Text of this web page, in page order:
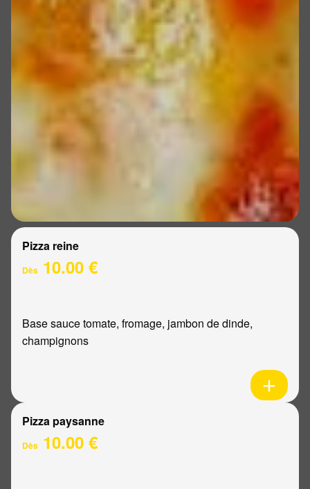
Pizza reine
Dès 10.00 €
Base sauce tomate, fromage, jambon de dinde,
champignons
Pizza paysanne
Dès 10.00 €